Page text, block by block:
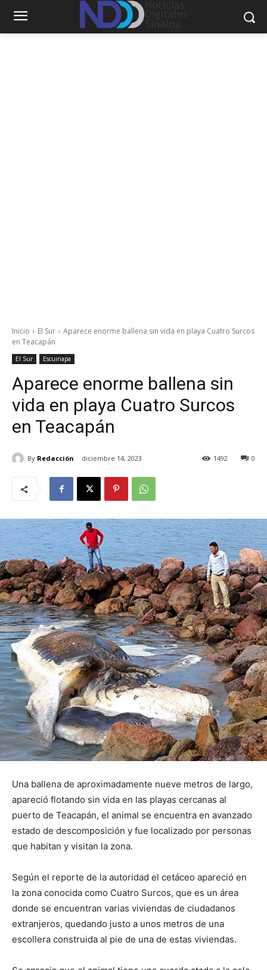
Inicio El Sur
Aparece enorme ballena sin vida en playa Cuatro Surcos
en Teacapán
El Sur Escuinapa
Aparece enorme ballena sin
vida en playa Cuatro Surcos
en Teacapán
By Redacción diciembre 14, 2023 0
1492
Una ballena de aproximadamente nueve metros de largo,
apareció flotando sin vida en las playas cercanas al
puerto de Teacapán, el animal se encuentra en avanzado
estado de descomposición y fue localizado por personas
que habitan y visitan la zona.
Según el reporte de la autoridad el cetáceo apareció en
la zona conocida como Cuatro Surcos, que es un área
donde se encuentran varias viviendas de ciudadanos
extranjeros, quedando justo a unos metros de una
escollera construida al pie de una de estas viviendas.